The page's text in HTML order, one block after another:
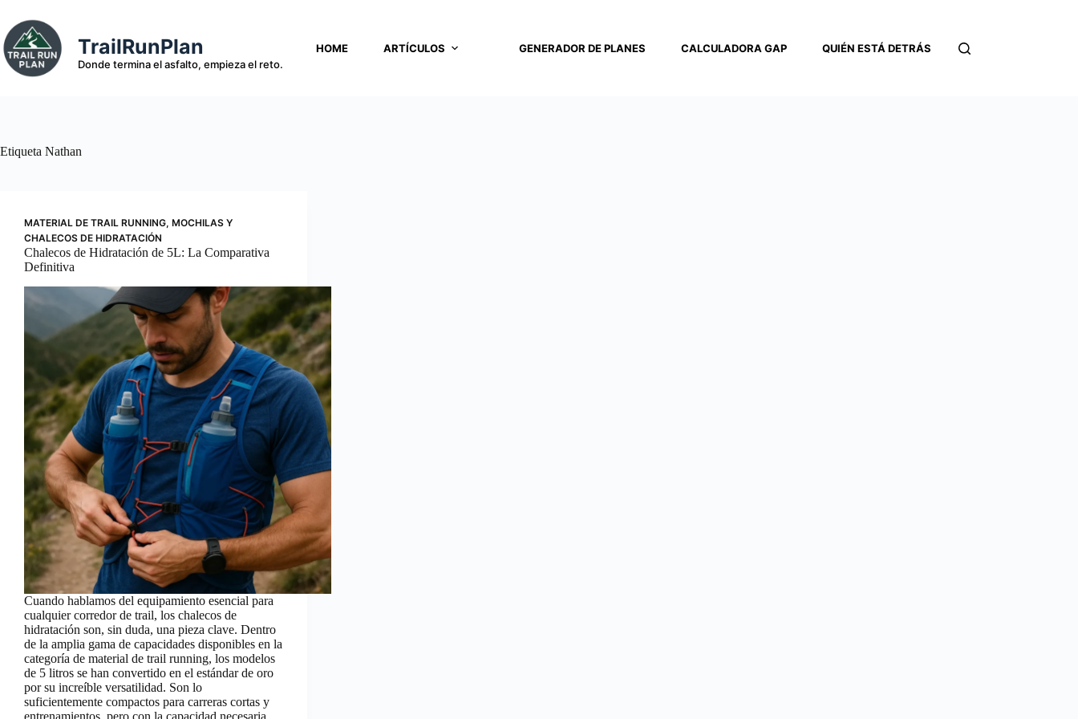
contenido
TrailRunPlan
Donde termina el asfalto, empieza el reto.
HOME ARTÍCULOS GENERADOR DE PLANES CALCULADORA GAP QUIÉN ESTÁ DETRÁS CONTACTO
Etiqueta Nathan
MATERIAL DE TRAIL RUNNING, MOCHILAS Y
CHALECOS DE HIDRATACIÓN
Chalecos de Hidratación de 5L: La Comparativa
Definitiva
Cuando hablamos del equipamiento esencial para
cualquier corredor de trail, los chalecos de
hidratación son, sin duda, una pieza clave. Dentro
de la amplia gama de capacidades disponibles en la
categoría de material de trail running, los modelos
de 5 litros se han convertido en el estándar de oro
por su increíble versatilidad. Son lo
suficientemente compactos para carreras cortas y
entrenamientos, pero con la capacidad necesaria